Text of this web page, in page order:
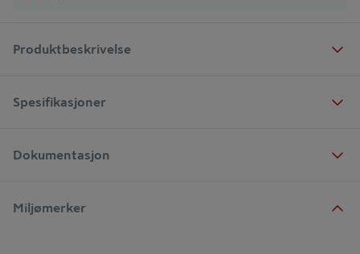
Produktbeskrivelse
Spesifikasjoner
Dokumentasjon
Miljømerker